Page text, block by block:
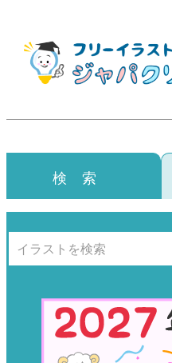
検 索
検索